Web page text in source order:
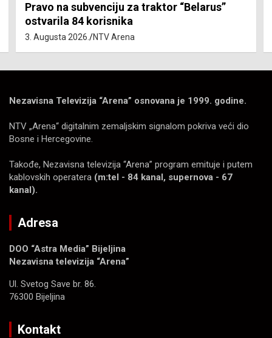
Pravo na subvenciju za traktor “Belarus”
ostvarila 84 korisnika
3. Augusta 2026. NTV Arena
Nezavisna Televizija “Arena” osnovana je 1999. godine.
NTV „Arena“ digitalnim zemaljskim signalom pokriva veći dio
Bosne i Hercegovine.
Takođe, Nezavisna televizija “Arena” program emituje i putem
kablovskih operatera (m:tel - 84 kanal, supernova - 67
kanal).
Adresa
DOO “Astra Media” Bijeljina
Nezavisna televizija “Arena”
Ul. Svetog Save br. 86.
76300 Bijeljina
Kontakt